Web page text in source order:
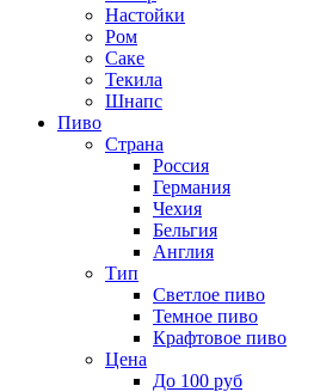
Настойки
Ром
Саке
Текила
Шнапс
Пиво
Страна
Россия
Германия
Чехия
Бельгия
Англия
Тип
Светлое пиво
Темное пиво
Крафтовое пиво
Цена
До 100 руб